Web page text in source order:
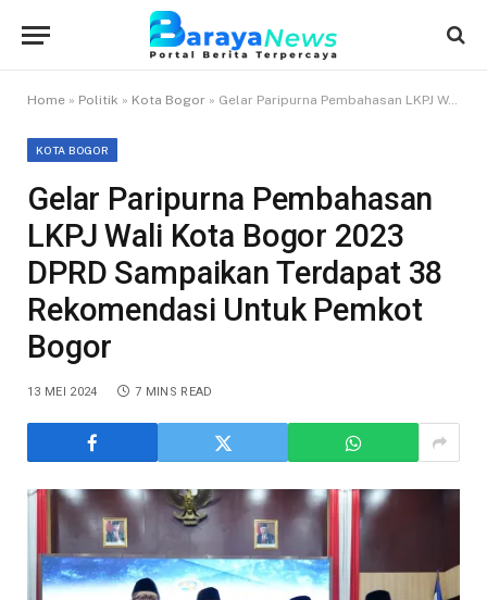
Home » Politik » Kota Bogor » Gelar Paripurna Pembahasan LKPJ Wali Kota Bogor 2023 DPRD Sampaikan Terdapat 38 Rekomendasi Untuk Pemkot Bogor
KOTA BOGOR
Gelar Paripurna Pembahasan
LKPJ Wali Kota Bogor 2023
DPRD Sampaikan Terdapat 38
Rekomendasi Untuk Pemkot
Bogor
13 MEI 2024 7 MINS READ